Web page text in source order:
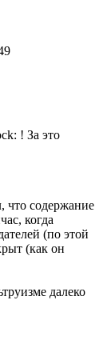
! За это
что содержание
когда
(по этой
(как он
далеко